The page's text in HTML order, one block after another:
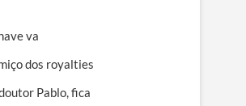
va
dos royalties
Pablo, fica